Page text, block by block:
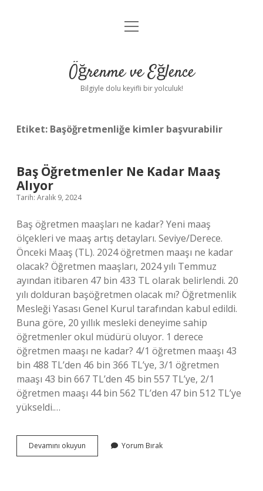
Anasayfa
Yasal Uyarı
menüyü
Öğrenme ve Eğlence
Bilgiyle dolu keyifli bir yolculuk!
Etiket: Başöğretmenliğe kimler başvurabilir
Baş Öğretmenler Ne Kadar Maaş
Alıyor
Tarih: Aralık 9, 2024
Baş öğretmen maaşları ne kadar? Yeni maaş
ölçekleri ve maaş artış detayları. Seviye/Derece.
Önceki Maaş (TL). 2024 öğretmen maaşı ne kadar
olacak? Öğretmen maaşları, 2024 yılı Temmuz
ayından itibaren 47 bin 433 TL olarak belirlendi. 20
yılı dolduran başöğretmen olacak mı? Öğretmenlik
Mesleği Yasası Genel Kurul tarafından kabul edildi.
Buna göre, 20 yıllık mesleki deneyime sahip
öğretmenler okul müdürü oluyor. 1 derece
öğretmen maaşı ne kadar? 4/1 öğretmen maaşı 43
bin 488 TL’den 46 bin 366 TL’ye, 3/1 öğretmen
maaşı 43 bin 667 TL’den 45 bin 557 TL’ye, 2/1
öğretmen maaşı 44 bin 562 TL’den 47 bin 512 TL’ye
yükseldi.…
Devamını okuyun
Öğretmenler
Yorum Bırak